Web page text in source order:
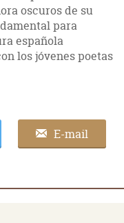
oscuros de su
para
española
los jóvenes poetas
E-mail